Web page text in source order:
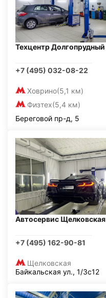
Техцентр Долгопрудный
+7 (495) 032-08-22
Ховрино(5,1 км)
Физтех(5,4 км)
Береговой пр-д, 5
Автосервис Щелковская
+7 (495) 162-90-81
Щелковская
Байкальская ул., 1/3с12